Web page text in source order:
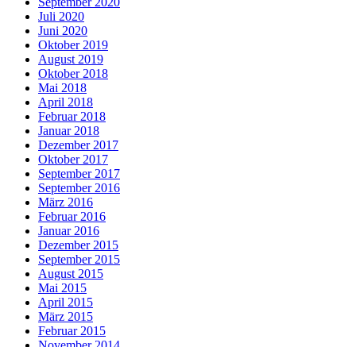
Juli 2020
Juni 2020
Oktober 2019
August 2019
Oktober 2018
Mai 2018
April 2018
Februar 2018
Januar 2018
Dezember 2017
Oktober 2017
September 2017
September 2016
März 2016
Februar 2016
Januar 2016
Dezember 2015
September 2015
August 2015
Mai 2015
April 2015
März 2015
Februar 2015